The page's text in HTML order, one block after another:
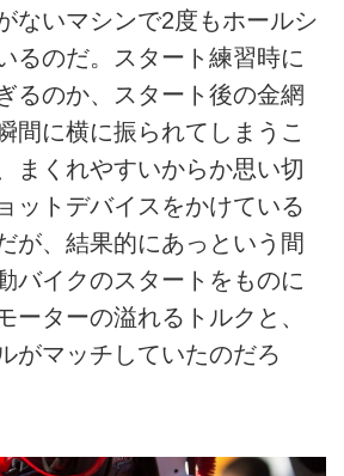
ないマシンで2度もホールシ
るのだ。スタート練習時に
るのか、スタート後の金網
間に横に振られてしまうこ
まくれやすいからか思い切
ットデバイスをかけている
が、結果的にあっという間
バイクのスタートをものに
ーターの溢れるトルクと、
がマッチしていたのだろ